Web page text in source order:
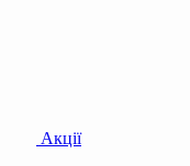
Акції